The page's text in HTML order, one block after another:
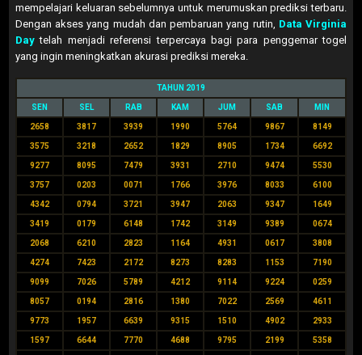
mempelajari keluaran sebelumnya untuk merumuskan prediksi terbaru.
Dengan akses yang mudah dan pembaruan yang rutin, Data Virginia
Day telah menjadi referensi terpercaya bagi para penggemar togel
yang ingin meningkatkan akurasi prediksi mereka.
TAHUN 2019
SEN SEL RAB KAM JUM SAB MIN
2658 3817 3939 1990 5764 9867 8149
3575 3218 2652 1829 8905 1734 6692
9277 8095 7479 3931 2710 9474 5530
3757 0203 0071 1766 3976 8033 6100
4342 0794 3721 3947 2063 9347 1649
3419 0179 6148 1742 3149 9389 0674
2068 6210 2823 1164 4931 0617 3808
4274 7423 2172 8273 8283 1153 7190
9099 7026 5789 4212 9114 9224 0259
8057 0194 2816 1380 7022 2569 4611
9773 1957 6639 9315 1510 4902 2933
1597 6644 7770 4688 9795 2199 5358